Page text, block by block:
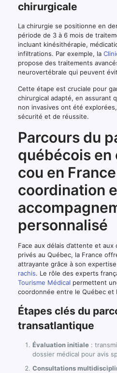
chirurgicale
La chirurgie se positionne en
période de 3 à 6 mois de
incluant kinésithérapie,
infiltrations. Par exemple, la
propose des traitements
neurovertébrale qui peuvent
Cette étape est cruciale pour
chirurgical adapté, en assurant
non invasives ont été
sécurité et de réussite.
Parcours du
québécois en
cou en
coordination
personnalisé
Face aux délais d’attente et
privés au Québec, la France
attrayante grâce à son
rachis. Le rôle des experts
Tourisme Médical permettent
coordonnée entre le Québec et
Étapes clés du
transatlantique
Évaluation initiale:
dossier médical pour avis
Consultations